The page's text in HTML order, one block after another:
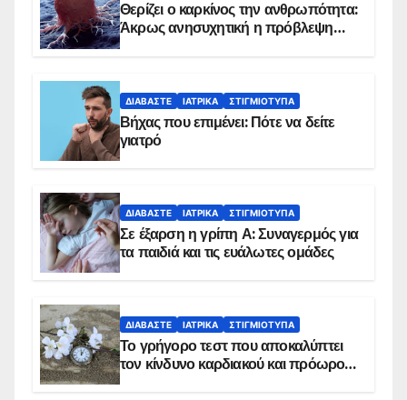
Θερίζει ο καρκίνος την ανθρωπότητα:
Άκρως ανησυχητική η πρόβλεψη…
ΔΙΑΒΆΣΤΕ ΙΑΤΡΙΚΆ ΣΤΙΓΜΙΌΤΥΠΑ
Βήχας που επιμένει: Πότε να δείτε
γιατρό
ΔΙΑΒΆΣΤΕ ΙΑΤΡΙΚΆ ΣΤΙΓΜΙΌΤΥΠΑ
Σε έξαρση η γρίπη Α: Συναγερμός για
τα παιδιά και τις ευάλωτες ομάδες
ΔΙΑΒΆΣΤΕ ΙΑΤΡΙΚΆ ΣΤΙΓΜΙΌΤΥΠΑ
Το γρήγορο τεστ που αποκαλύπτει
τον κίνδυνο καρδιακού και πρόωρου